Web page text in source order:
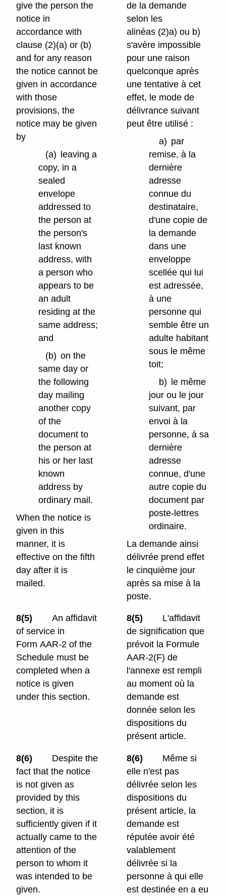
give the person the
notice in
accordance with
clause (2)⁠(a) or (b)
and for any reason
the notice cannot be
given in accordance
with those
provisions, the
notice may be given
by
(a)
leaving a
copy, in a
sealed
envelope
addressed to
the person at
the person's
last known
address, with
a person who
appears to be
an adult
residing at the
same address;
and
(b) on the
same day or
the following
day mailing
another copy
of the
document to
the person at
his or her last
known
address by
ordinary mail.
When the notice is
given in this
manner, it is
effective on the fifth
day after it is
mailed.
de la demande
selon les
alinéas (2)a) ou b)
s'avère impossible
pour une raison
quelconque après
une tentative à cet
effet, le mode de
délivrance suivant
peut être utilisé :
a) par
remise, à la
dernière
adresse
connue du
destinataire,
d'une copie de
la demande
dans une
enveloppe
scellée qui lui
est adressée,
à une
personne qui
semble être un
adulte habitant
sous le même
toit;
b)
le même
jour ou le jour
suivant, par
envoi à la
personne, à sa
dernière
adresse
connue, d'une
autre copie du
document par
poste-lettres
ordinaire.
La demande ainsi
délivrée prend effet
le cinquième jour
après sa mise à la
poste.
8(5)
An affidavit
of service in
Form AAR-2 of the
Schedule must be
completed when a
notice is given
under this section.
8(5)
L'affidavit
de signification que
prévoit la Formule
AAR-2(F) de
l'annexe est rempli
au moment où la
demande est
donnée selon les
dispositions du
présent article.
8(6)
Despite the
fact that the notice
is not given as
provided by this
section, it is
sufficiently given if it
actually came to the
attention of the
person to whom it
was intended to be
given.
8(6)
Même si
elle n'est pas
délivrée selon les
dispositions du
présent article, la
demande est
réputée avoir été
valablement
délivrée si la
personne à qui elle
est destinée en a eu